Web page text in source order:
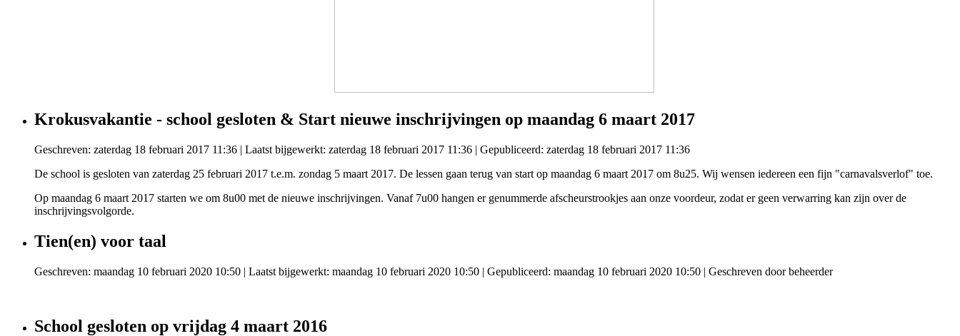
Krokusvakantie - school gesloten & Start nieuwe inschrijvingen op maandag 6 maart 2017
Geschreven: zaterdag 18 februari 2017 11:36 | Laatst bijgewerkt: zaterdag 18 februari 2017 11:36 | Gepubliceerd: zaterdag 18 februari 2017 11:36
De school is gesloten van zaterdag 25 februari 2017 t.e.m. zondag 5 maart 2017. De lessen gaan terug van start op maandag 6 maart 2017 om 8u25. Wij wensen iedereen een fijn "carnavalsverlof" toe.
Op maandag 6 maart 2017 starten we om 8u00 met de nieuwe inschrijvingen. Vanaf 7u00 hangen er genummerde afscheurstrookjes aan onze voordeur, zodat er geen verwarring kan zijn over de
inschrijvingsvolgorde.
Tien(en) voor taal
Geschreven: maandag 10 februari 2020 10:50 | Laatst bijgewerkt: maandag 10 februari 2020 10:50 | Gepubliceerd: maandag 10 februari 2020 10:50 | Geschreven door beheerder
School gesloten op vrijdag 4 maart 2016